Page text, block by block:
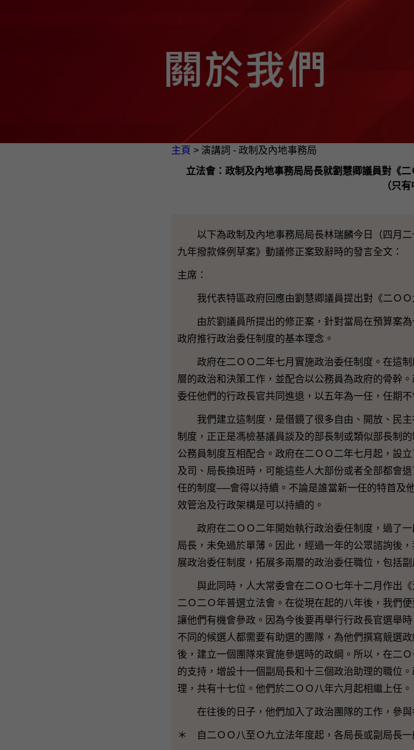
主頁 > 演講詞 - 政制及內地事務局
立法會：政制及內地事務局局長就劉慧卿議員對《
（只有
以下為政制及內地事務局局長林瑞麟今日（四月二
九年撥款條例草案》動議修正案致辭時的發言全文：
主席：
我代表特區政府回應由劉慧卿議員提出對《二ＯＯ
由於劉議員所提出的修正案，針對當局在預算案為
政府推行政治委任制度的基本理念。
政府在二ＯＯ二年七月實施政治委任制度。在這制
層的政治和決策工作，並配合以公務員為政府的骨幹
委任他們的行政長官共同進退，以五年為一任，任期
我們建立這制度，是借鏡了很多自由、開放、民主
制度，正正是馮檢基議員談及的部長制或類似部長制
公務員制度互相配合。政府在二ＯＯ二年七月起，設
及司、局長換班時，可能這些人大部份或者全部都會
任的制度──會得以持續。不論是誰當新一任的特首及
效管治及行政架構是可以持續的。
政府在二ＯＯ二年開始執行政治委任制度，過了一
局長，未免過於單薄。因此，經過一年的公眾諮詢後
展政治委任制度，拓展多兩層的政治委任職位，包括副
與此同時，人大常委會在二ＯＯ七年十二月作出《
二Ｏ二Ｏ年普選立法會。在從現在起的八年後，我們
讓他們有機會參政。因為今後要再舉行行政長官選舉
不同的候選人都需要有助選的團隊，為他們撰寫競選
後，建立一個團隊來實施參選時的政綱。所以，在二
的支持，增設十一個副局長和十三個政治助理的職位
理，共有十七位。他們於二ＯＯ八年六月起相繼上任。
在往後的日子，他們加入了政治團隊的工作，參與
＊ 自二ＯＯ八至Ｏ九立法年度起，各局長或副局長